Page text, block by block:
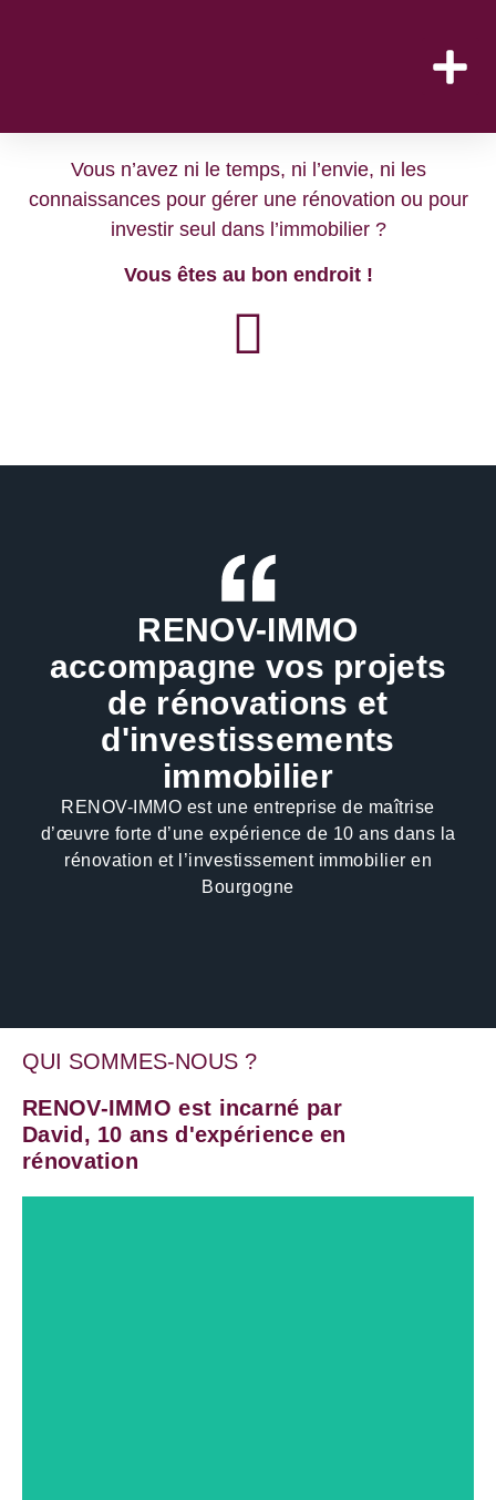
Vous n’avez ni le temps, ni l’envie, ni les
connaissances pour gérer une rénovation ou pour
investir seul dans l’immobilier ?
Vous êtes au bon endroit !
RENOV-IMMO
accompagne vos projets
de rénovations et
d'investissements
immobilier
RENOV-IMMO est une entreprise de maîtrise
d’œuvre forte d’une expérience de 10 ans dans la
rénovation et l’investissement immobilier en
Bourgogne
QUI SOMMES-NOUS ?
RENOV-IMMO est incarné par
David, 10 ans d'expérience en
rénovation